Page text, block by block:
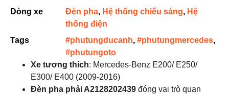
Dòng xe
Đèn pha, Hệ thống chiếu sáng, Hệ
thống điện
Tags
#phutungducanh, #phutungmercedes,
#phutungoto
Xe tương thích: Mercedes-Benz E200/ E250/
E300/ E400 (2009-2016)
Đèn pha phải A2128202439 đóng vai trò quan